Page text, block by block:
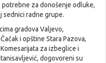
za donošenje odluke,
sednici radne grupe.
gradova Valjevo,
i opštine Stara Pazova,
za izbeglice i
dogovoreni su